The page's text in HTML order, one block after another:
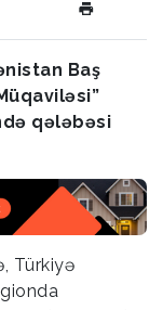
Baş
qələbəsi
Türkiyə